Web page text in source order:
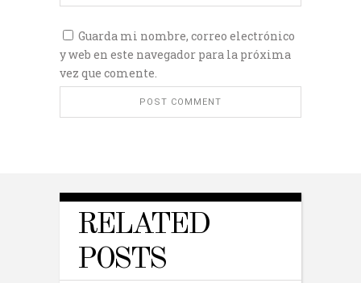
Guarda mi nombre, correo electrónico
y web en este navegador para la próxima
vez que comente.
RELATED
POSTS